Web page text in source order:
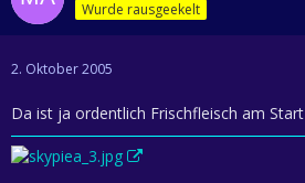
Wurde rausgeekelt
2. Oktober 2005
Da ist ja ordentlich Frischfleisch am Start